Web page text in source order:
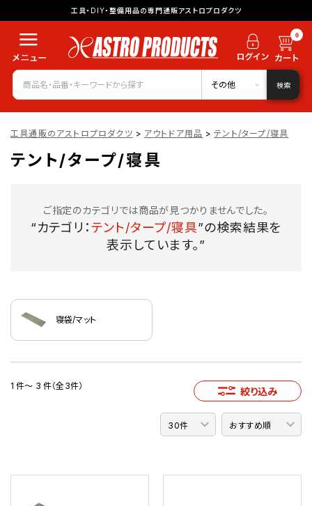
工具・DIY・整備用品の専門通販アストロプロダクツ
0
その他 検索
工具通販のアストロプロダクツ > アウトドア用品 > テント/タープ/寝具
テント/タープ/寝具
ご指定のカテゴリでは商品が見つかりませんでした。
“カテゴリ：テント/タープ/寝具”の検索結果を
表示しています。”
寝袋/マット
1 件～ 3 件（全3件） 絞り込み